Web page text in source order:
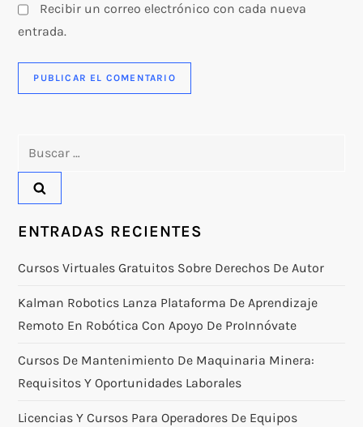
Recibir un correo electrónico con cada nueva
entrada.
ENTRADAS RECIENTES
Cursos Virtuales Gratuitos Sobre Derechos De Autor
Kalman Robotics Lanza Plataforma De Aprendizaje
Remoto En Robótica Con Apoyo De ProInnóvate
Cursos De Mantenimiento De Maquinaria Minera:
Requisitos Y Oportunidades Laborales
Licencias Y Cursos Para Operadores De Equipos